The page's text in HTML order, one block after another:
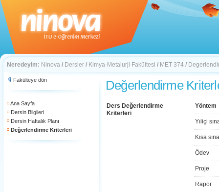
Neredeyim: Ninova / Dersler / Kimya-Metalurji Fakültesi / MET 374 /
Fakülteye dön
Ana Sayfa
Dersin Bilgileri
Dersin Haftalık Planı
Değerlendirme Kriterleri
Değerlendirme
Ders Değerlendirme
Kriterleri
Yöntem
Yıliçi
Kısa
Ödev
Proje
Rapor